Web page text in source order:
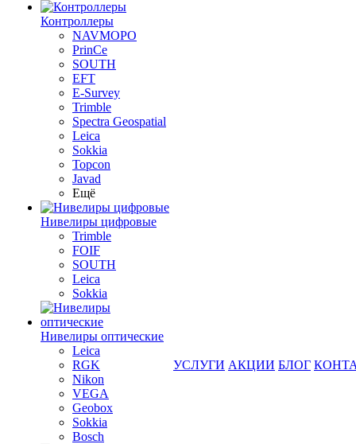
Контроллеры
NAVMOPO
PrinCe
SOUTH
EFT
E-Survey
Trimble
Spectra Geospatial
Leica
Sokkia
Topcon
Javad
Ещё
Нивелиры цифровые
Trimble
FOIF
SOUTH
Leica
Sokkia
Нивелиры оптические
Leica
RGK
Nikon
VEGA
Geobox
Sokkia
Bosch
УСЛУГИ АКЦИИ БЛОГ